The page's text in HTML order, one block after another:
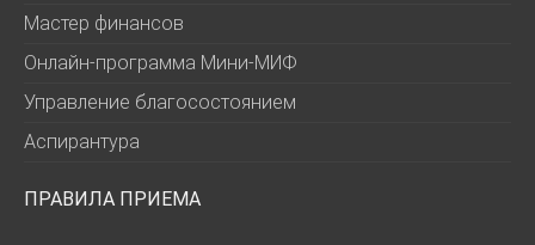
Мастер финансов
Онлайн-программа Мини-МИФ
Управление благосостоянием
Аспирантура
ПРАВИЛА ПРИЕМА